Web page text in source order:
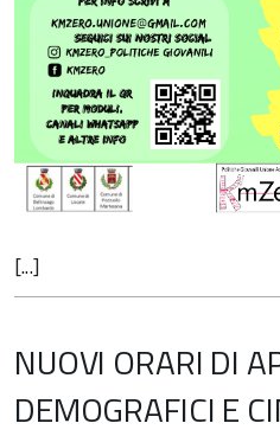
[...]
NUOVI ORARI DI
DEMOGRAFICI E